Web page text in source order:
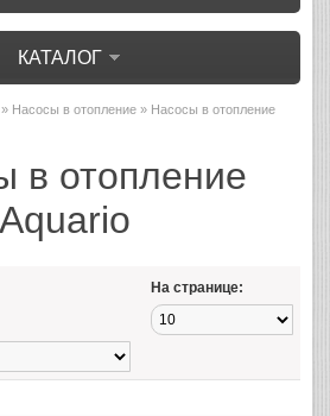
КАТАЛОГ
» Насосы в отопление » Насосы в отопление
в отопление
Aquario
На странице: